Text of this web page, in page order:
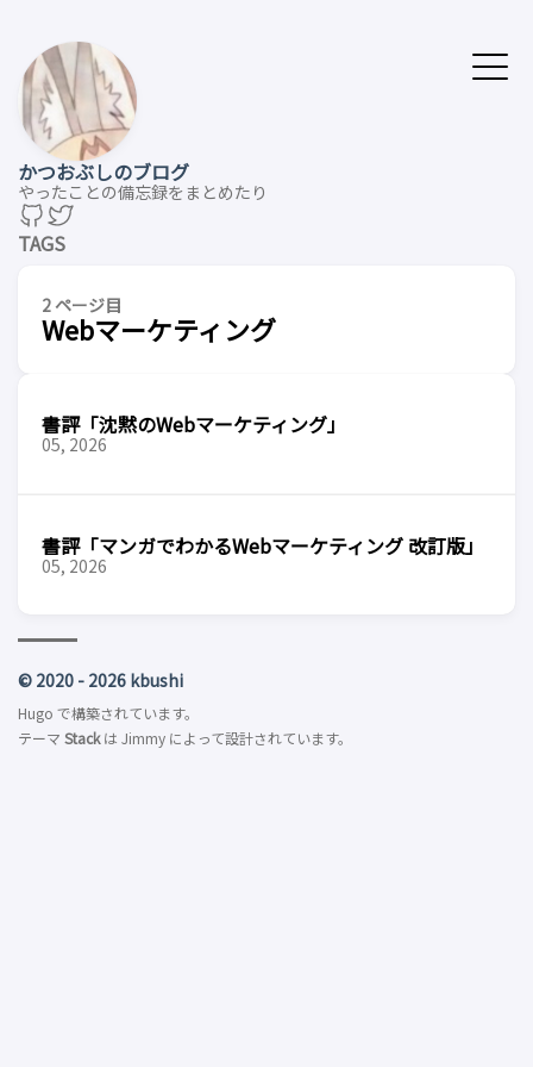
かつおぶしのブログ
やったことの備忘録をまとめたり
TAGS
2 ページ目
Webマーケティング
書評「沈黙のWebマーケティング」
05, 2026
書評「マンガでわかるWebマーケティング 改訂版」
05, 2026
© 2020 - 2026 kbushi
Hugo で構築されています。
テーマ Stackは Jimmy によって設計されています。